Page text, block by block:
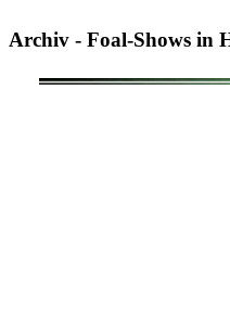
Archiv - Foal-Shows in